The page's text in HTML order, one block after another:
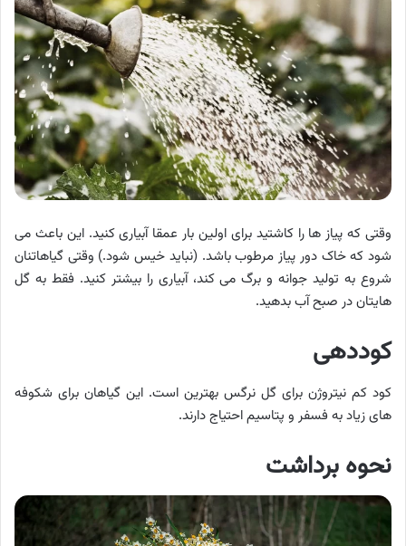
وقتی که پیاز ها را کاشتید برای اولین بار عمقا آبیاری کنید. این باعث می
شود که خاک دور پیاز مرطوب باشد. (نباید خیس شود.) وقتی گیاهاتنان
شروع به تولید جوانه و برگ می کند، آبیاری را بیشتر کنید. فقط به گل
هایتان در صبح آب بدهید.
کوددهی
کود کم نیتروژن برای گل نرگس بهترین است. این گیاهان برای شکوفه
های زیاد به فسفر و پتاسیم احتیاج دارند.
نحوه برداشت